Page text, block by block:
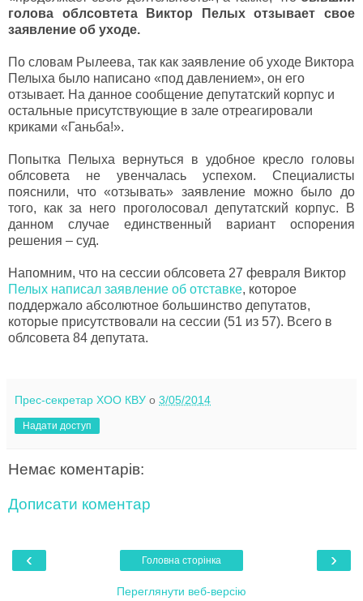
голова облсовтета Виктор Пелых отзывает свое
заявление об уходе.
По словам Рылеева, так как заявление об уходе Виктора
Пелыха было написано «под давлением», он его
отзывает. На данное сообщение депутатский корпус и
остальные присутствующие в зале отреагировали
криками «Ганьба!».
Попытка Пелыха вернуться в удобное кресло головы
облсовета не увенчалась успехом. Специалисты
пояснили, что «отзывать» заявление можно было до
того, как за него проголосовал депутатский корпус. В
данном случае единственный вариант оспорения
решения – суд.
Напомним, что на сессии облсовета 27 февраля Виктор
Пелых написал заявление об отставке, которое
поддержало абсолютное большинство депутатов,
которые присутствовали на сессии (51 из 57). Всего в
облсовета 84 депутата.
Прес-секретар ХОО КВУ о 3/05/2014
Надати доступ
Немає коментарів:
Дописати коментар
‹ ›
Головна сторінка
Переглянути веб-версію